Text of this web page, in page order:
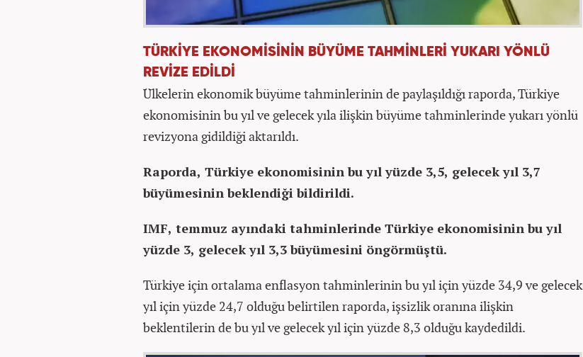
TÜRKİYE EKONOMİSİNİN BÜYÜME TAHMİNLERİ YUKARI YÖNLÜ
REVİZE EDİLDİ
Ülkelerin ekonomik büyüme tahminlerinin de paylaşıldığı raporda, Türkiye
ekonomisinin bu yıl ve gelecek yıla ilişkin büyüme tahminlerinde yukarı yönlü
revizyona gidildiği aktarıldı.
Raporda, Türkiye ekonomisinin bu yıl yüzde 3,5, gelecek yıl 3,7
büyümesinin beklendiği bildirildi.
IMF, temmuz ayındaki tahminlerinde Türkiye ekonomisinin bu yıl
yüzde 3, gelecek yıl 3,3 büyümesini öngörmüştü.
Türkiye için ortalama enflasyon tahminlerinin bu yıl için yüzde 34,9 ve gelecek
yıl için yüzde 24,7 olduğu belirtilen raporda, işsizlik oranına ilişkin
beklentilerin de bu yıl ve gelecek yıl için yüzde 8,3 olduğu kaydedildi.